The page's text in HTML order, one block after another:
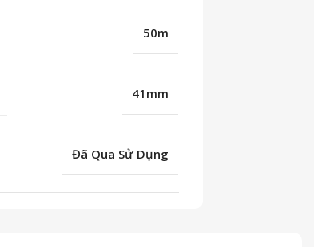
50m
41mm
Đã Qua Sử Dụng